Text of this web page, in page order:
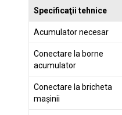
Specificaţii tehnice
Acumulator necesar
Conectare la borne
acumulator
Conectare la bricheta
mașinii